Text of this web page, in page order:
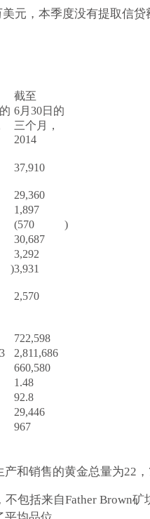
元，本季度没有提取信
截至
6月30日的
三个月，
2014
37,910
29,360
1,897
(570
)
30,687
3,292
)3,931
2,570
722,598
2,811,686
660,580
1.48
92.8
29,446
967
和销售的黄金总量为22
包括来自Father Brown